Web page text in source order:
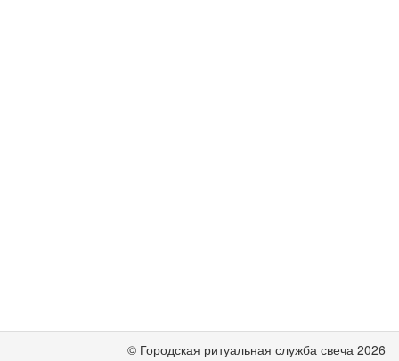
© Городская ритуальная служба свеча 2026